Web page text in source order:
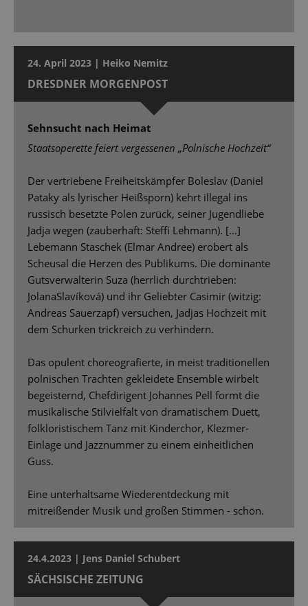
24. April 2023 | Heiko Nemitz
DRESDNER MORGENPOST
Sehnsucht nach Heimat
Staatsoperette feiert vergessenen „Polnische Hochzeit“
Der vertriebene Freiheitskämpfer Boleslav (Daniel
Pataky als lyrischer Heißsporn) kehrt illegal ins
russisch besetzte Polen zurück, seiner Jugendliebe
Jadja wegen (zauberhaft: Stefﬁ Lehmann). […]
Lebemann Staschek (Elmar Andree) erobert als
Scheusal die Herzen des Publikums. Die dominante
Gutsverwalterin Suza (herrlich durchtrieben:
JolanaSlavíková) und ihr Geliebter Casimir (witzig:
Andreas Sauerzapf) versuchen, Jadjas Hochzeit mit
dem Schurken trickreich zu verhindern.
Das opulent choreograﬁerte, in meist traditionellen
polnischen Trachten gekleidete Ensemble wirbelt
begeisternd, Chefdirigent Johannes Pell formt die
musikalische Stilvielfalt von dramatischem Duett,
folkloristischem Tanz mit Kinderchor, Klezmer-
Einlage und Jazznummer zu einem einheitlichen
Guss.
Eine unterhaltsame Wiederentdeckung mit
mitreißender Musik und großen Stimmen - schön.
24.4.2023 | Jens Daniel Schubert
SÄCHSISCHE ZEITUNG